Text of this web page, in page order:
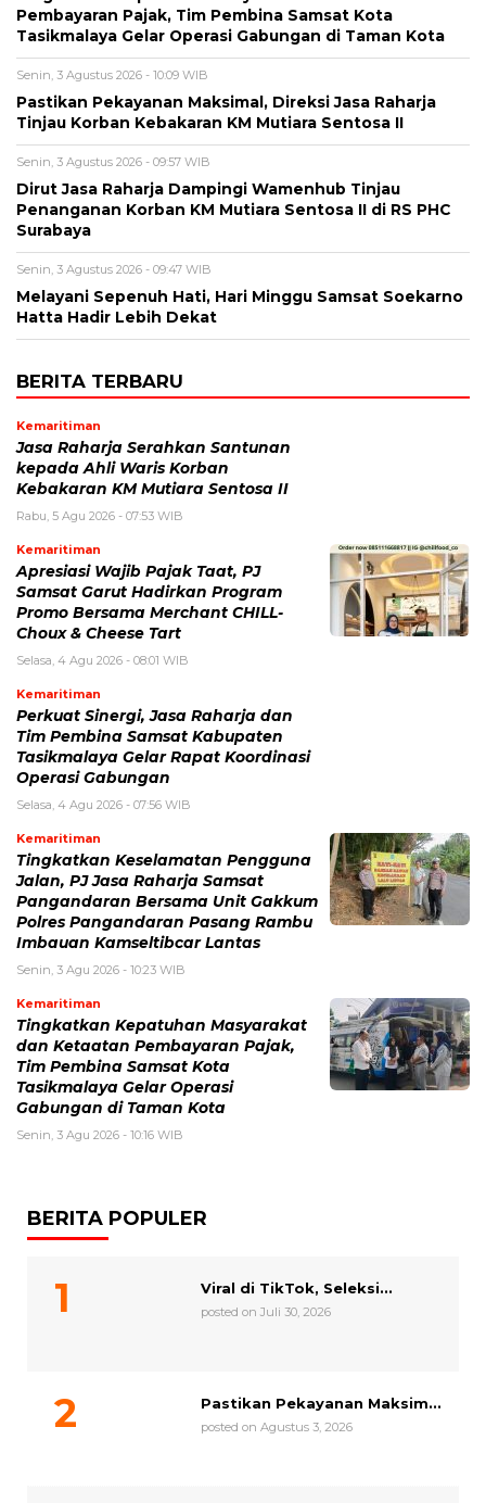
Pembayaran Pajak, Tim Pembina Samsat Kota
Tasikmalaya Gelar Operasi Gabungan di Taman Kota
Senin, 3 Agustus 2026 - 10:09 WIB
Pastikan Pekayanan Maksimal, Direksi Jasa Raharja
Tinjau Korban Kebakaran KM Mutiara Sentosa II
Senin, 3 Agustus 2026 - 09:57 WIB
Dirut Jasa Raharja Dampingi Wamenhub Tinjau
Penanganan Korban KM Mutiara Sentosa II di RS PHC
Surabaya
Senin, 3 Agustus 2026 - 09:47 WIB
Melayani Sepenuh Hati, Hari Minggu Samsat Soekarno
Hatta Hadir Lebih Dekat
BERITA TERBARU
Kemaritiman
Jasa Raharja Serahkan Santunan
kepada Ahli Waris Korban
Kebakaran KM Mutiara Sentosa II
Rabu, 5 Agu 2026 - 07:53 WIB
Kemaritiman
Apresiasi Wajib Pajak Taat, PJ
Samsat Garut Hadirkan Program
Promo Bersama Merchant CHILL-
Choux & Cheese Tart
Selasa, 4 Agu 2026 - 08:01 WIB
Kemaritiman
Perkuat Sinergi, Jasa Raharja dan
Tim Pembina Samsat Kabupaten
Tasikmalaya Gelar Rapat Koordinasi
Operasi Gabungan
Selasa, 4 Agu 2026 - 07:56 WIB
Kemaritiman
Tingkatkan Keselamatan Pengguna
Jalan, PJ Jasa Raharja Samsat
Pangandaran Bersama Unit Gakkum
Polres Pangandaran Pasang Rambu
Imbauan Kamseltibcar Lantas
Senin, 3 Agu 2026 - 10:23 WIB
Kemaritiman
Tingkatkan Kepatuhan Masyarakat
dan Ketaatan Pembayaran Pajak,
Tim Pembina Samsat Kota
Tasikmalaya Gelar Operasi
Gabungan di Taman Kota
Senin, 3 Agu 2026 - 10:16 WIB
BERITA POPULER
Viral di TikTok, Seleksi...
posted on Juli 30, 2026
Pastikan Pekayanan Maksim...
posted on Agustus 3, 2026